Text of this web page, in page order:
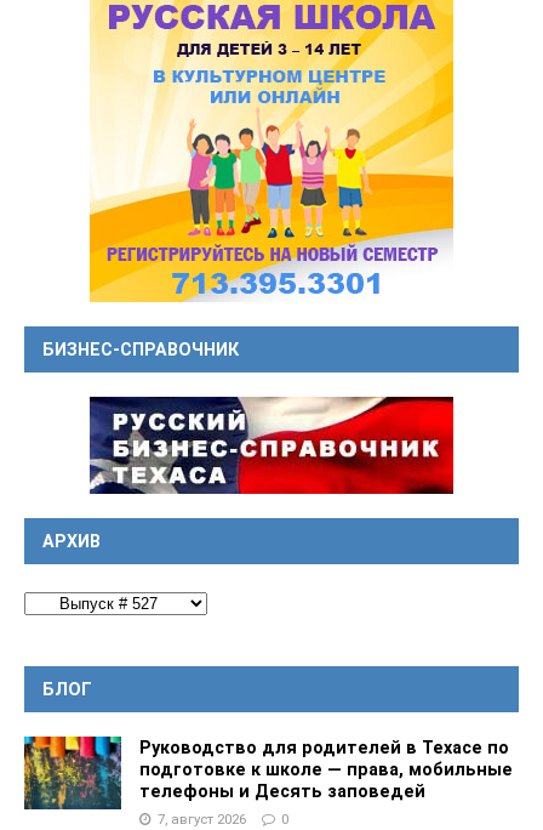
БИЗНЕС-СПРАВОЧНИК
АРХИВ
БЛОГ
Руководство для родителей в Техасе по
подготовке к школе — права, мобильные
телефоны и Десять заповедей
7, август 2026 0